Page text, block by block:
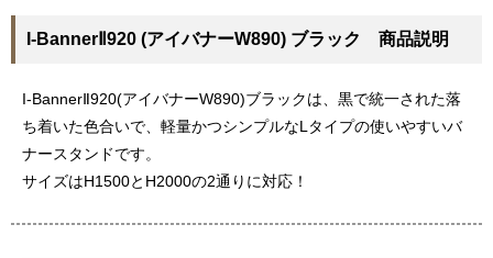
I-BannerⅡ920 (アイバナーW890) ブラック 商品説明
I-BannerⅡ920(アイバナーW890)ブラックは、黒で統一された落
ち着いた色合いで、軽量かつシンプルなLタイプの使いやすいバ
ナースタンドです。
サイズはH1500とH2000の2通りに対応！